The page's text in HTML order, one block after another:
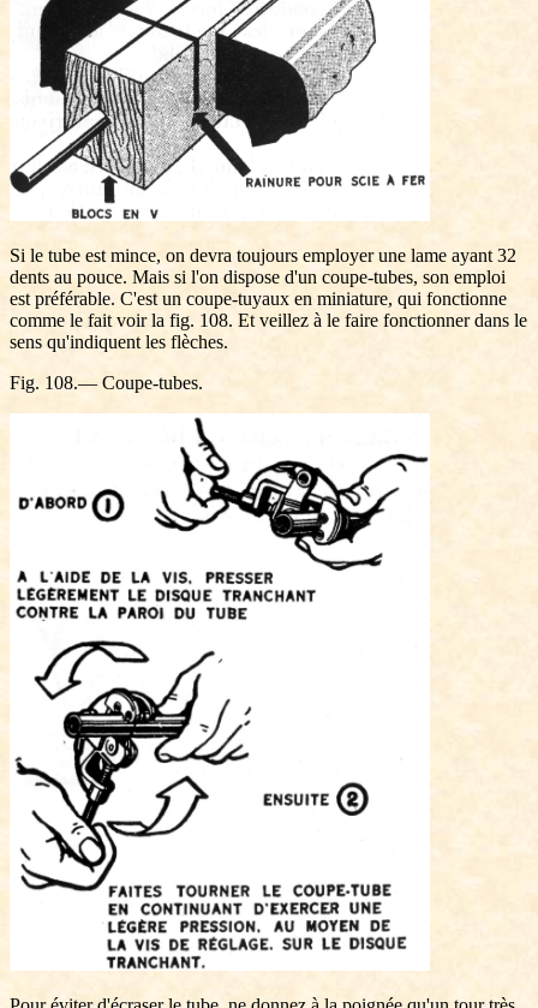
Si le tube est mince, on devra toujours employer une lame ayant 32
dents au pouce. Mais si l'on dispose d'un coupe-tubes, son emploi
est préférable. C'est un coupe-tuyaux en miniature, qui fonctionne
comme le fait voir la fig. 108. Et veillez à le faire fonctionner dans le
sens qu'indiquent les flèches.
Fig. 108.— Coupe-tubes.